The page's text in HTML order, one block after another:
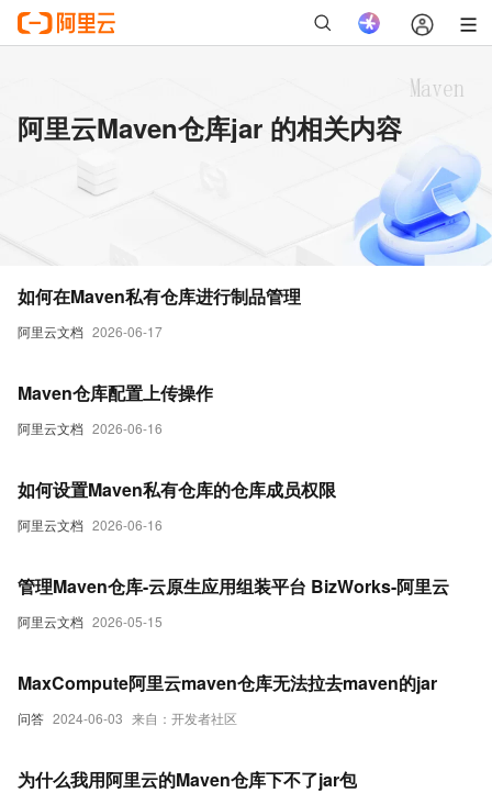
阿里云Maven仓库jar 的相关内容
阿里云文档 2026-06-17
如何在Maven私有仓库进行制品管理
阿里云文档 2026-06-16
Maven仓库配置上传操作
阿里云文档 2026-06-16
如何设置Maven私有仓库的仓库成员权限
阿里云文档 2026-05-15
管理Maven仓库-云原生应用组装平台 BizWorks-阿里云
问答 2024-06-03 来自：开发者社区
MaxCompute阿里云maven仓库无法拉去maven的jar
为什么我用阿里云的Maven仓库下不了jar包